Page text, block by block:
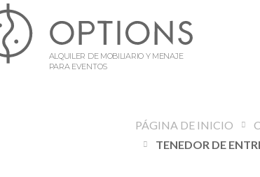
ALQUILER DE MOBILIARIO Y MENAJE
PARA EVENTOS
PÁGINA DE INICIO